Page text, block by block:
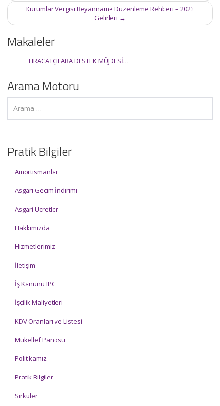
Kurumlar Vergisi Beyanname Düzenleme Rehberi – 2023
Gelirleri →
Makaleler
İHRACATÇILARA DESTEK MÜJDESİ…
Arama Motoru
Pratik Bilgiler
Amortismanlar
Asgari Geçim İndirimi
Asgari Ücretler
Hakkımızda
Hizmetlerimiz
İletişim
İş Kanunu IPC
İşçilik Maliyetleri
KDV Oranları ve Listesi
Mükellef Panosu
Politikamız
Pratik Bilgiler
Sirküler